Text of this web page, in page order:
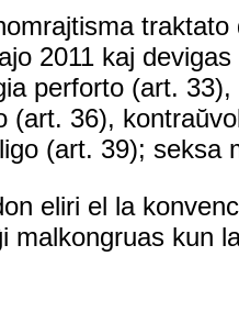
2011 kaj
perforto (art.
(art. 36),
(art. 39); seksa
eliri el la
malkongruas kun